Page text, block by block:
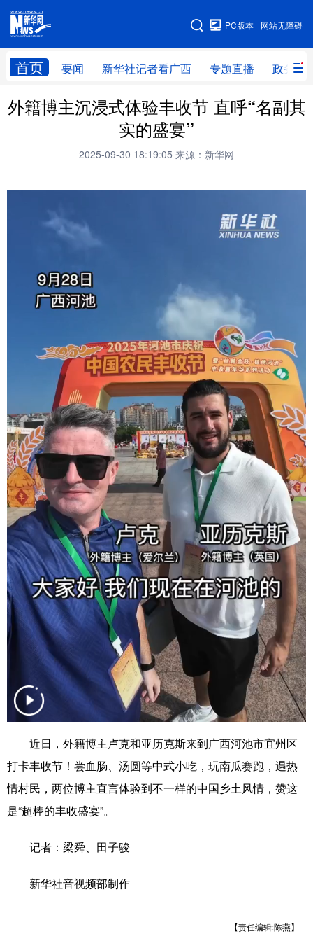
网站无障碍
PC版本
首页 要闻 新华社记者看广西 专题直播 政务信
网站地图
广西频道
新华社记者 专题直播
新华网导航
国际
台湾 全球连线
体育 文化
军事 访谈 视频
图片 中央文件 金融 汽车
食品 人居 信息化 乡村振兴
溯源中国 城市 旅游 能源
会展 彩票 娱乐 时尚
悦读 公益 书画 一带一路
亚太网 上市公司 文化产业
地方频道
北京 天津 河北 山西
辽宁 吉林 江苏
浙江 安徽 福建 江西
山东 河南 湖北 湖南
广东 广西 海南 重庆
四川 贵州 云南 西藏
陕西
多语种频道
外籍博主沉浸式体验丰收节 直呼“名副其
实的盛宴”
2025-09-30 18:19:05 来源：新华网
近日，外籍博主卢克和亚历克斯来到广西河池市宜州区
打卡丰收节！尝血肠、汤圆等中式小吃，玩南瓜赛跑，遇热
情村民，两位博主直言体验到不一样的中国乡土风情，赞这
是“超棒的丰收盛宴”。
记者：梁舜、田子骏
新华社音视频部制作
【责任编辑:陈燕】